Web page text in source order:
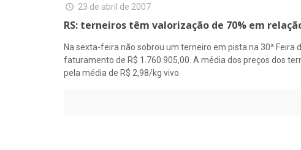
23 de abril de 2007
RS: terneiros têm valorização de 70% em
Na sexta-feira não sobrou um terneiro em pista na 30ª Feira
faturamento de R$ 1.760.905,00. A média dos preços dos
pela média de R$ 2,98/kg vivo.